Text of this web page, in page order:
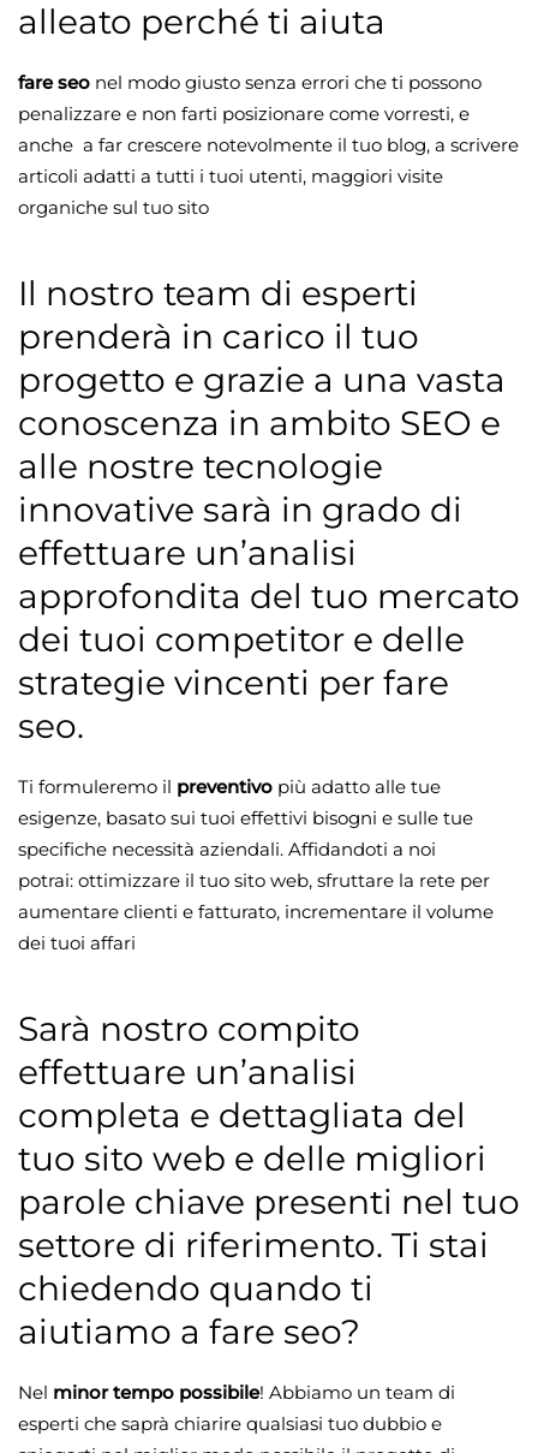
alleato perché ti aiuta
fare seo nel modo giusto senza errori che ti possono
penalizzare e non farti posizionare come vorresti, e
anche a far crescere notevolmente il tuo blog, a scrivere
articoli adatti a tutti i tuoi utenti, maggiori visite
organiche sul tuo sito
Il nostro team di esperti
prenderà in carico il tuo
progetto e grazie a una vasta
conoscenza in ambito SEO e
alle nostre tecnologie
innovative sarà in grado di
effettuare un’analisi
approfondita del tuo mercato
dei tuoi competitor e delle
strategie vincenti per fare
seo.
Ti formuleremo il preventivo più adatto alle tue
esigenze, basato sui tuoi effettivi bisogni e sulle tue
specifiche necessità aziendali. Affidandoti a noi
potrai: ottimizzare il tuo sito web, sfruttare la rete per
aumentare clienti e fatturato, incrementare il volume
dei tuoi affari
Sarà nostro compito
effettuare un’analisi
completa e dettagliata del
tuo sito web e delle migliori
parole chiave presenti nel tuo
settore di riferimento. Ti stai
chiedendo quando ti
aiutiamo a fare seo?
Nel minor tempo possibile! Abbiamo un team di
esperti che saprà chiarire qualsiasi tuo dubbio e